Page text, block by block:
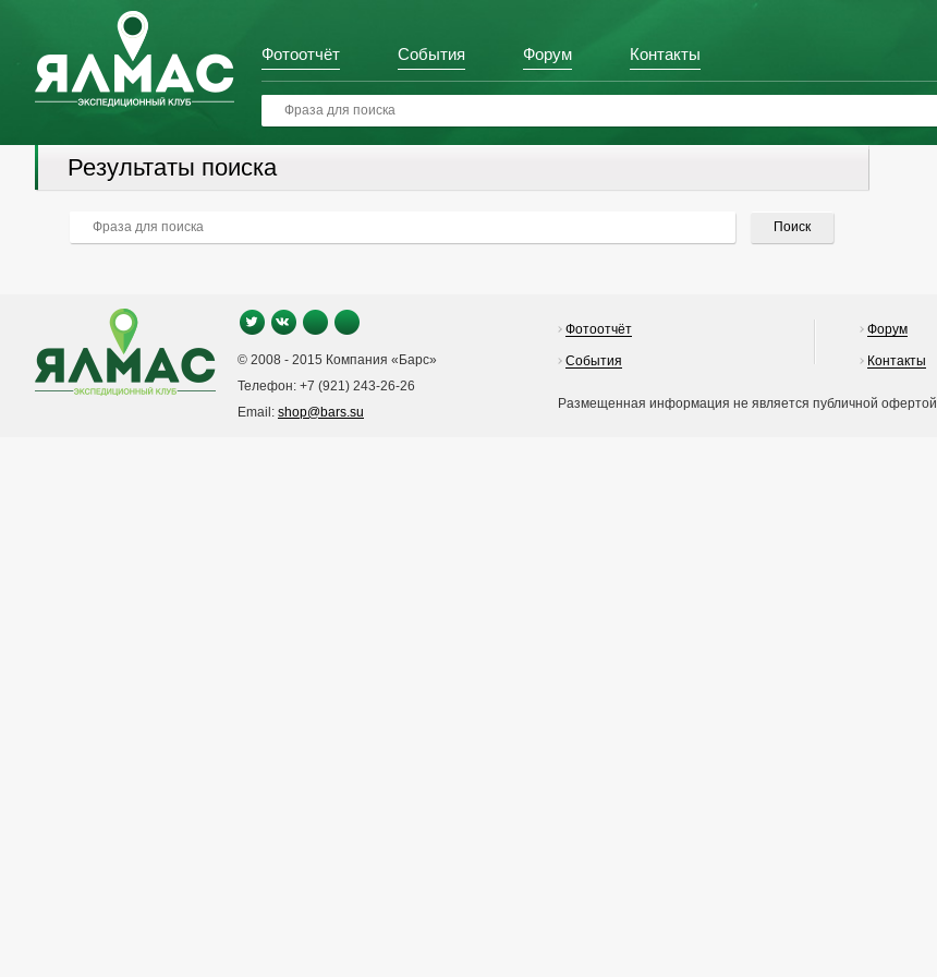
Фотоотчёт События Форум Контакты
Результаты поиска
© 2008 - 2015 Компания «Барс»
Телефон: +7 (921) 243-26-26
Email: shop@bars.su
Фотоотчёт
События
Форум
Контакты
Размещенная информация не является публичной офертой